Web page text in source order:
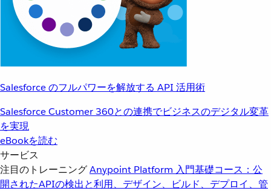
Salesforce のフルパワーを解放する API 活用術
Salesforce Customer 360との連携でビジネスのデジタル変革
を実現
eBookを読む
サービス
注目のトレーニングAnypoint Platform 入門基礎コース：公
開されたAPIの検出と利用、デザイン、ビルド、デプロイ、管